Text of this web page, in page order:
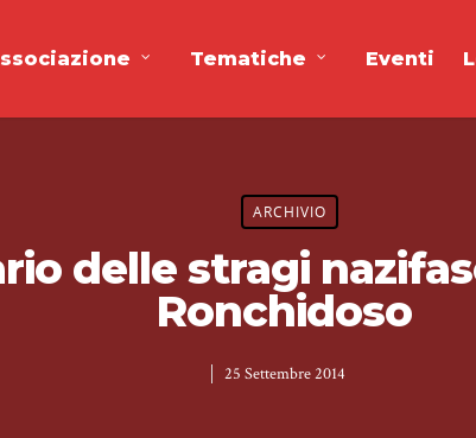
Tematiche Eventi
ARCHIVIO
delle stragi
Ronchidoso
25 Settembre 2014